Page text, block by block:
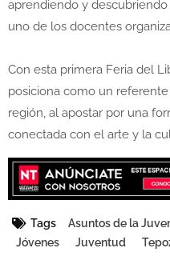
aprendiendo y
uno de los docentes
Con esta primera Feria del
posiciona como un
región, al apostar por una
conectada con el arte y la
Tags Asuntos de la
Jóvenes
Juventud